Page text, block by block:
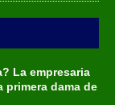
La empresaria
primera dama de